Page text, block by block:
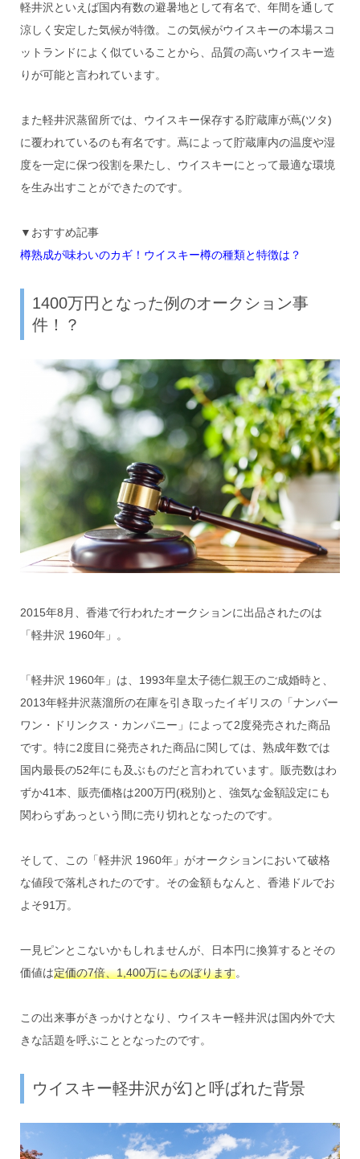
軽井沢といえば国内有数の避暑地として有名で、年間を通して
涼しく安定した気候が特徴。この気候がウイスキーの本場スコ
ットランドによく似ていることから、品質の高いウイスキー造
りが可能と言われています。
また軽井沢蒸留所では、ウイスキー保存する貯蔵庫が蔦(ツタ)
に覆われているのも有名です。蔦によって貯蔵庫内の温度や湿
度を一定に保つ役割を果たし、ウイスキーにとって最適な環境
を生み出すことができたのです。
▼おすすめ記事
樽熟成が味わいのカギ！ウイスキー樽の種類と特徴は？
1400万円となった例のオークション事
件！？
2015年8月、香港で行われたオークションに出品されたのは
「軽井沢 1960年」。
「軽井沢 1960年」は、1993年皇太子徳仁親王のご成婚時と、
2013年軽井沢蒸溜所の在庫を引き取ったイギリスの「ナンバー
ワン・ドリンクス・カンパニー」によって2度発売された商品
です。特に2度目に発売された商品に関しては、熟成年数では
国内最長の52年にも及ぶものだと言われています。販売数はわ
ずか41本、販売価格は200万円(税別)と、強気な金額設定にも
関わらずあっという間に売り切れとなったのです。
そして、この「軽井沢 1960年」がオークションにおいて破格
な値段で落札されたのです。その金額もなんと、香港ドルでお
よそ91万。
一見ピンとこないかもしれませんが、日本円に換算するとその
価値は定価の7倍、1,400万にものぼります。
この出来事がきっかけとなり、ウイスキー軽井沢は国内外で大
きな話題を呼ぶこととなったのです。
ウイスキー軽井沢が幻と呼ばれた背景